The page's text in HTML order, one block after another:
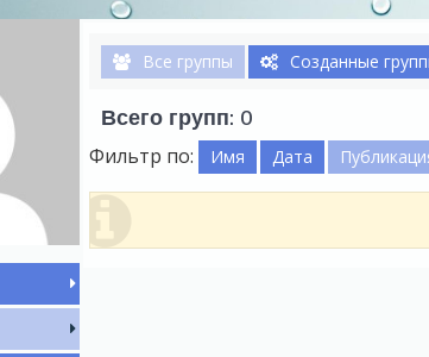
Все группы Созданные
Всего групп: 0
Фильтр по: Имя Дата